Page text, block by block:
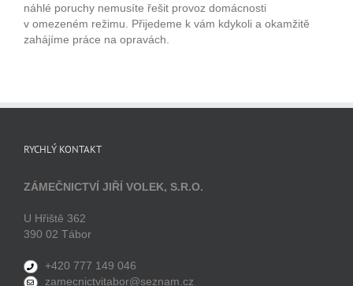
náhlé poruchy nemusíte řešit provoz domácnosti
v omezeném režimu. Přijedeme k vám kdykoli a okamžitě
zahájíme práce na opravách.
RYCHLÝ KONTAKT
ZÁMEČNICTVÍ JIŘÍ VOLEK, S.R.O.
U Hřiště 362
390 02 Tábor
+420 777 149 046
zamecnictvitabor@seznam.cz